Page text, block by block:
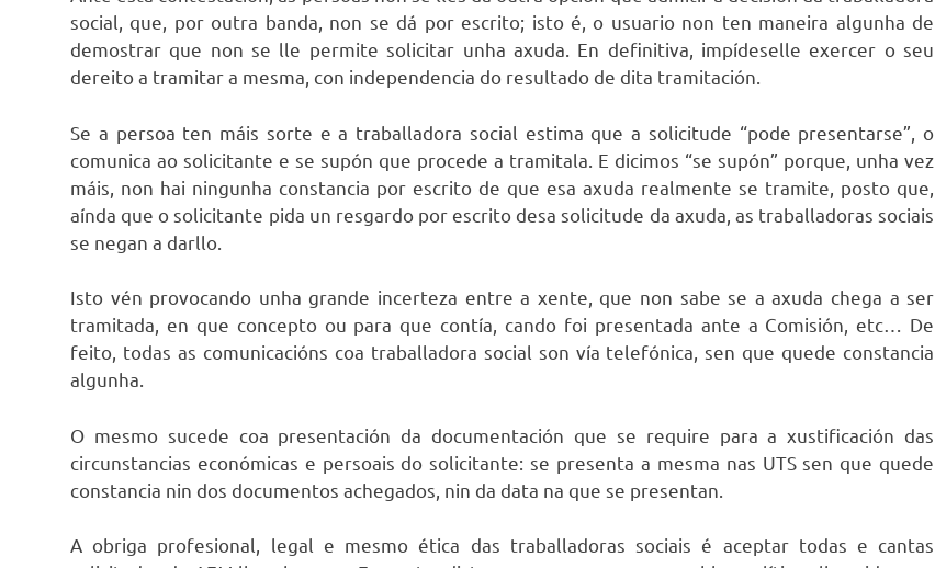
social, que, por outra banda, non se dá por escrito; isto é, o usuario non ten maneira algunha de
demostrar que non se lle permite solicitar unha axuda. En definitiva, impídeselle exercer o seu
dereito a tramitar a mesma, con independencia do resultado de dita tramitación.
Se a persoa ten máis sorte e a traballadora social estima que a solicitude “pode presentarse”, o
comunica ao solicitante e se supón que procede a tramitala. E dicimos “se supón” porque, unha vez
máis, non hai ningunha constancia por escrito de que esa axuda realmente se tramite, posto que,
aínda que o solicitante pida un resgardo por escrito desa solicitude da axuda, as traballadoras sociais
se negan a darllo.
Isto vén provocando unha grande incerteza entre a xente, que non sabe se a axuda chega a ser
tramitada, en que concepto ou para que contía, cando foi presentada ante a Comisión, etc… De
feito, todas as comunicacións coa traballadora social son vía telefónica, sen que quede constancia
algunha.
O mesmo sucede coa presentación da documentación que se require para a xustificación das
circunstancias económicas e persoais do solicitante: se presenta a mesma nas UTS sen que quede
constancia nin dos documentos achegados, nin da data na que se presentan.
A obriga profesional, legal e mesmo ética das traballadoras sociais é aceptar todas e cantas